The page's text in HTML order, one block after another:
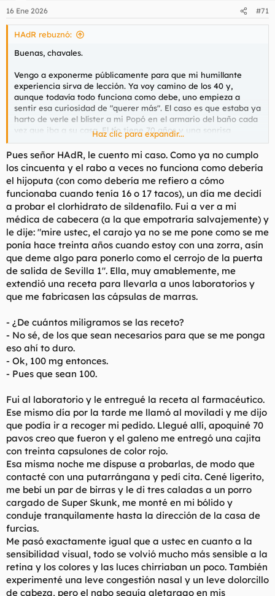
e
s
16 Ene 2026 #71
HAdR rebuznó:
Buenas, chavales.
Vengo a exponerme públicamente para que mi humillante
experiencia sirva de lección. Ya voy camino de los 40 y,
aunque todavía todo funciona como debe, uno empieza a
sentir esa curiosidad de "querer más". El caso es que estaba ya
harto de verle el blíster a mi Popó en el armario del baño cada
vez que iba a su casa. El tío tiene 70 años y una sonrisa
sospechosa de oreja a oreja, así que me picó la curiosidad
suprema.
Pensé: Si al Popó le da una segunda juventud, a mí me tiene
que convertir en un truhán de hazañas propias de semental y
dejaré el pabellón tan alto que me van a dar las llaves de
Miami.
Eso sí, como soy un cagón y le tengo respeto a la química, solo
me tomé media. Pensé que media sería un empujoncito suave.
¡JA! Menos mal que no fue entera porque ahora mismo os
estaría escribiendo desde la unidad de quemados.
El error empezó aquí.
esperaba convertirme en un truhán y un señor, pero la realidad
fue esta:
De repente, las luces de los semáforos tenían un halo azulado
rarísimo. Iba conduciendo y me dio por pensar que me estaba
quedando ciego de un ojo.
Me puse rojo nivel lava volcánica. Me miré en el retrovisor y
parecía un mandril en celo.
Con solo media, aquello se activó y se convirtió en una
columna de hormigón armado que no bajaba ni con un
extintor. Lo que para Julio Iglesias debe ser un martes normal,
para mí fue una tortura china. No bajaba ni recitando la lista
de convocados de la Selección del 82.
Lo que iba a ser una noche de leyenda se convirtió en mí
intentando disimular un dolor de cabeza nuclear, con la cara
ardiendo y rezando para que la cosa se relajara porque aquello
empezaba a doler de verdad. Estuve a punto de ir a urgencias,
pero ¿cómo le explicas que te estás quedando ciego y tieso
por robarle el suministro a Popó?
Al final, ni Julio Iglesias, ni truhán, ni nada. Mucho susto,
mucha taquicardia y la lección aprendida.
Haz clic para expandir...
Pues señor HAdR, le cuento mi caso. Como ya no cumplo
los cincuenta y el rabo a veces no funciona como debería
el hijoputa (con como debería me refiero a cómo
funcionaba cuando tenía 16 o 17 tacos), un día me decidí
a probar el clorhidrato de sildenafilo. Fui a ver a mi
médica de cabecera (a la que empotraría salvajemente) y
le dije: "mire ustec, el carajo ya no se me pone como se me
ponía hace treinta años cuando estoy con una zorra, asín
que deme algo para ponerlo como el cerrojo de la puerta
de salida de Sevilla 1". Ella, muy amablemente, me
extendió una receta para llevarla a unos laboratorios y
que me fabricasen las cápsulas de marras.
- ¿De cuántos miligramos se las receto?
- No sé, de los que sean necesarios para que se me ponga
eso ahí to duro.
- Ok, 100 mg entonces.
- Pues que sean 100.
Fui al laboratorio y le entregué la receta al farmacéutico.
Ese mismo día por la tarde me llamó al moviladi y me dijo
que podía ir a recoger mi pedido. Llegué allí, apoquiné 70
pavos creo que fueron y el galeno me entregó una cajita
con treinta capsulones de color rojo.
Esa misma noche me dispuse a probarlas, de modo que
contacté con una putarrángana y pedí cita. Cené ligerito,
me bebí un par de birras y le di tres caladas a un porro
cargado de Super Skunk, me monté en mi bólido y
conduje tranquilamente hasta la dirección de la casa de
furcias.
Me pasó exactamente igual que a ustec en cuanto a la
sensibilidad visual, todo se volvió mucho más sensible a la
retina y los colores y las luces chirriaban un poco. También
experimenté una leve congestión nasal y un leve dolorcillo
de cabeza, pero el nabo seguía aletargao en mis